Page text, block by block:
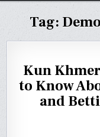
Tag:
Kun
to Know
and